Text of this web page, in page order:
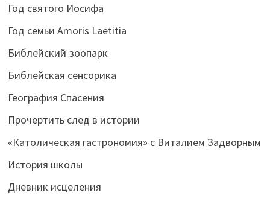
Год святого Иосифа
Год семьи Amoris Laetitia
Библейский зоопарк
Библейская сенсорика
География Спасения
Прочертить след в истории
«Католическая гастрономия» с Виталием Задворным
История школы
Дневник исцеления